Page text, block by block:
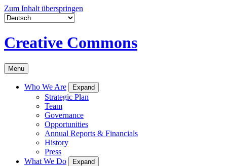
Zum Inhalt überspringen
Creative Commons
Menu
Who We Are Expand
Strategic Plan
Team
Governance
Opportunities
Annual Reports & Financials
History
Press
What We Do
Expand